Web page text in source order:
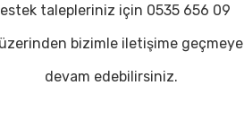
talepleriniz için 0535 656 09
bizimle iletişime geçmeye
devam edebilirsiniz.